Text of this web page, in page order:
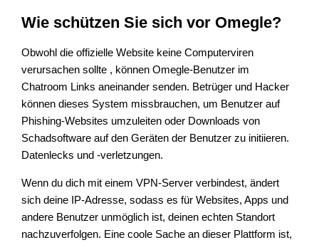
Wie schützen Sie sich vor Omegle?
Obwohl die offizielle Website keine Computerviren
verursachen sollte , können Omegle-Benutzer im
Chatroom Links aneinander senden. Betrüger und Hacker
können dieses System missbrauchen, um Benutzer auf
Phishing-Websites umzuleiten oder Downloads von
Schadsoftware auf den Geräten der Benutzer zu initiieren.
Datenlecks und -verletzungen.
Wenn du dich mit einem VPN-Server verbindest, ändert
sich deine IP-Adresse, sodass es für Websites, Apps und
andere Benutzer unmöglich ist, deinen echten Standort
nachzuverfolgen. Eine coole Sache an dieser Plattform ist,